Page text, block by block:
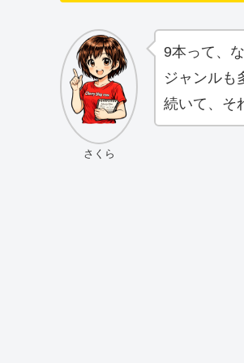
さくら
9本って、
ジャンルも
続いて、そ